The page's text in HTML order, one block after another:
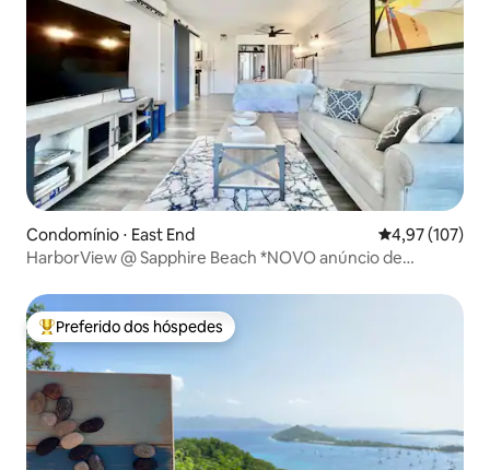
Condomínio ⋅ East End 4,97 de uma
4,97 (107)
HarborView @ Sapphire Beach *NOVO anúncio de
Entre os melhores preferidos dos hóspedes
Preferido dos hóspedes